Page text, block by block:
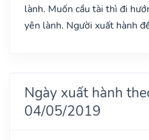
lành. Muốn cầu tài thì đi
yên lành. Người xuất hành
Ngày xuất hành
04/05/2019